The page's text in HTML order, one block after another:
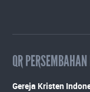
QR
Gereja Kristen